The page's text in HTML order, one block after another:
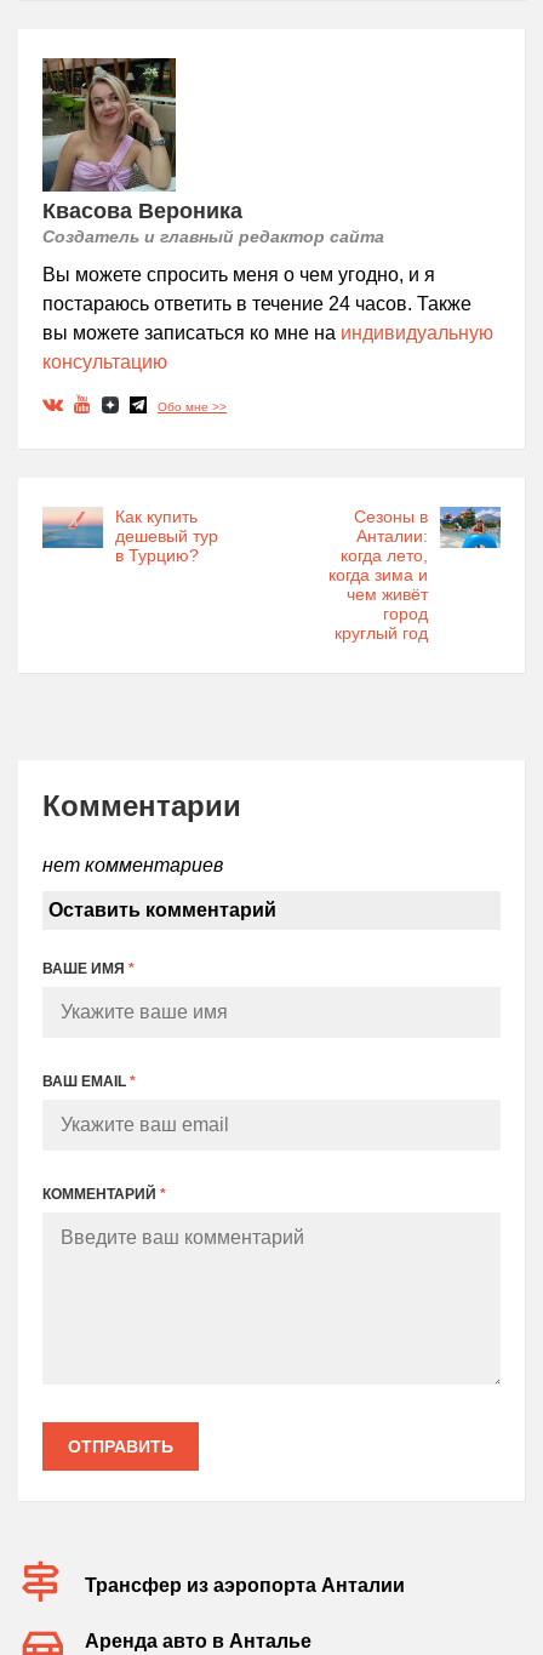
Квасова Вероника
Создатель и главный редактор сайта
Вы можете спросить меня о чем угодно, и я
постараюсь ответить в течение 24 часов. Также
вы можете записаться ко мне на индивидуальную
консультацию
Обо мне >>
Как купить
дешевый тур
в Турцию?
Сезоны в
Анталии:
когда лето,
когда зима и
чем живёт
город
круглый год
Комментарии
нет комментариев
Оставить комментарий
ВАШЕ ИМЯ *
ВАШ EMAIL *
КОММЕНТАРИЙ *
ОТПРАВИТЬ
Трансфер из аэропорта Анталии
Аренда авто в Анталье